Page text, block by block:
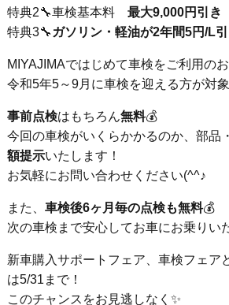
特典2🔧車検基本料 最大9,000円引き
特典3🔧 ガソリン・軽油が2年間5円/L
MIYAJIMAではじめて車検をご利用のお
令和5年5～9月に車検を迎える方が対
事前点検はもちろん無料💰
今回の車検がいくらかかるのか、部品
額提示いたします！
お気軽にお問い合わせください(^^♪
また、 車検後6ヶ月毎の点検も無料💰
次の車検まで安心してお車にお乗りい
新車購入サポートフェア、車検フェア
は5/31まで！
このチャンスをお見逃しなく✨